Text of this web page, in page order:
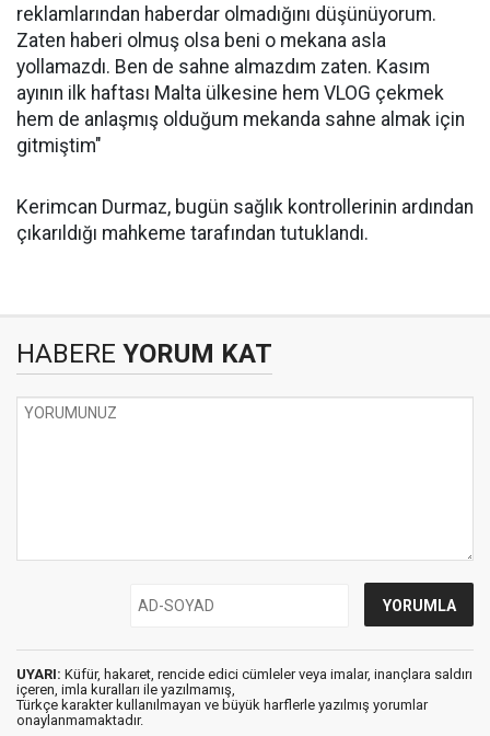
reklamlarından haberdar olmadığını düşünüyorum.
Zaten haberi olmuş olsa beni o mekana asla
yollamazdı. Ben de sahne almazdım zaten. Kasım
ayının ilk haftası Malta ülkesine hem VLOG çekmek
hem de anlaşmış olduğum mekanda sahne almak için
gitmiştim"
Kerimcan Durmaz, bugün sağlık kontrollerinin ardından
çıkarıldığı mahkeme tarafından tutuklandı.
HABERE YORUM KAT
UYARI: Küfür, hakaret, rencide edici cümleler veya imalar, inançlara saldırı
içeren, imla kuralları ile yazılmamış,
Türkçe karakter kullanılmayan ve büyük harflerle yazılmış yorumlar
onaylanmamaktadır.